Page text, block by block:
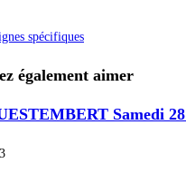
spécifiques
également aimer
Samedi